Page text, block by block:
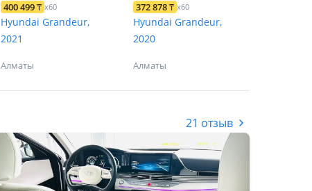
400 499₸ x60
Hyundai Grandeur,
2021
Алматы
372 878₸ x60
Hyundai Grandeur,
2020
Алматы
21 отзыв